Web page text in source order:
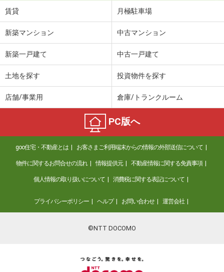
賃貸 月極駐車場
新築マンション 中古マンション
新築一戸建て 中古一戸建て
土地を探す 投資物件を探す
店舗/事業用 倉庫/トランクルーム
PC版へ
goo住宅・不動産とは お客さまご利用端末からの情報の外部送信について
物件に関するお問合せの流れ 情報提供元 不動産情報に関する免責事項
個人情報の取り扱いについて 消費税に関する表記について
プライバシーポリシー ヘルプ お問い合わせ 運営会社
©NTT DOCOMO